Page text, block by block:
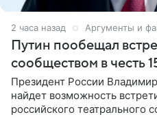
2 часа назад Аргументы и
Путин пообещал
сообществом в честь
Президент России
найдет возможность
российского театрального